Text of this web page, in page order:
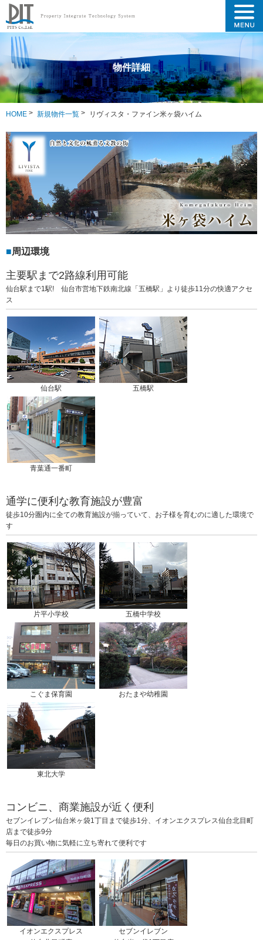
物件詳細
HOME 新規物件一覧 リヴィスタ・ファイン米ヶ袋ハイム
周辺環境
主要駅まで2路線利用可能
仙台駅まで1駅! 仙台市営地下鉄南北線「五橋駅」より徒歩11分の快適アクセ
ス
仙台駅 五橋駅
青葉通一番町
通学に便利な教育施設が豊富
徒歩10分圏内に全ての教育施設が揃っていて、お子様を育むのに適した環境で
す
片平小学校 五橋中学校
こぐま保育園 おたまや幼稚園
東北大学
コンビニ、商業施設が近く便利
セブンイレブン仙台米ヶ袋1丁目まで徒歩1分、イオンエクスプレス仙台北目町
店まで徒歩9分
毎日のお買い物に気軽に立ち寄れて便利です
イオンエクスプレス
セブンイレブン